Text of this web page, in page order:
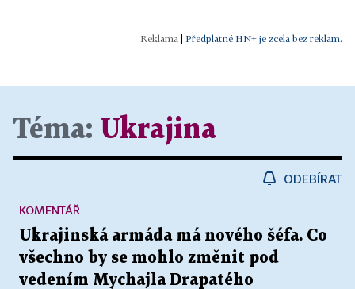
Předplatné HN+ je zcela bez reklam.
Téma: Ukrajina
ODEBÍRAT
Ukrajinská armáda má nového šéfa. Co
všechno by se mohlo změnit pod
vedením Mychajla Drapatého
KOMENTÁŘ